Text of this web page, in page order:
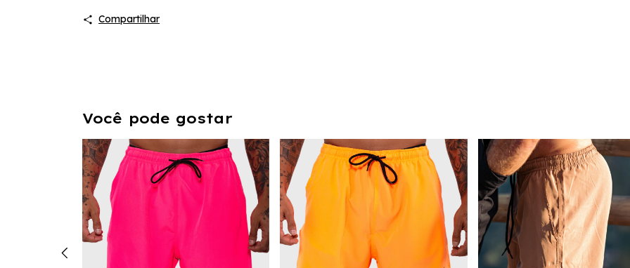
Compartilhar
Você pode gostar